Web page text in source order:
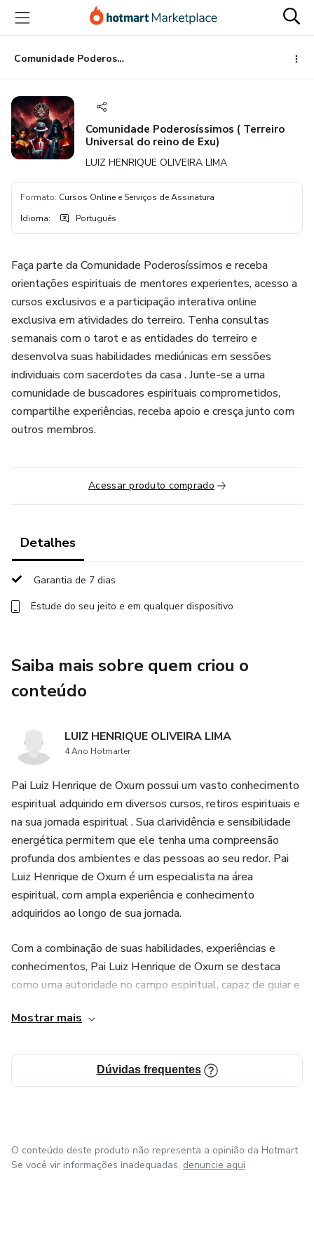
para
conteúdo
principal
para
pagamento
para
rodapé
Comunidade Poderosíssimos ( Terreiro Universal do reino de Exu)
Comunidade Poderosíssimos ( Terreiro
Universal do reino de Exu)
LUIZ HENRIQUE OLIVEIRA LIMA
Formato: Cursos Online e Serviços de Assinatura
Idioma: Português
Faça parte da Comunidade Poderosíssimos e receba
orientações espirituais de mentores experientes, acesso a
cursos exclusivos e a participação interativa online
exclusiva em atividades do terreiro. Tenha consultas
semanais com o tarot e as entidades do terreiro e
desenvolva suas habilidades mediúnicas em sessões
individuais com sacerdotes da casa . Junte-se a uma
comunidade de buscadores espirituais comprometidos,
compartilhe experiências, receba apoio e cresça junto com
outros membros.
Acessar produto comprado
Detalhes
Garantia de 7 dias
Estude do seu jeito e em qualquer dispositivo
Saiba mais sobre quem criou o
conteúdo
LUIZ HENRIQUE OLIVEIRA LIMA
4 Ano Hotmarter
Pai Luiz Henrique de Oxum possui um vasto conhecimento
espiritual adquirido em diversos cursos, retiros espirituais e
na sua jornada espiritual . Sua clarividência e sensibilidade
energética permitem que ele tenha uma compreensão
profunda dos ambientes e das pessoas ao seu redor. Pai
Luiz Henrique de Oxum é um especialista na área
espiritual, com ampla experiência e conhecimento
adquiridos ao longo de sua jornada.
Com a combinação de suas habilidades, experiências e
conhecimentos, Pai Luiz Henrique de Oxum se destaca
como uma autoridade no campo espiritual, capaz de guiar e
mais profunda com o mundo espiritual. Sua dedicação em
evidente em seus produtos digitais, que prometem trazer
uma experiência única e transformadora para todos os que
Mostrar mais
Dúvidas frequentes
O conteúdo deste produto não representa a opinião da Hotmart.
Se você vir informações inadequadas, denuncie aqui